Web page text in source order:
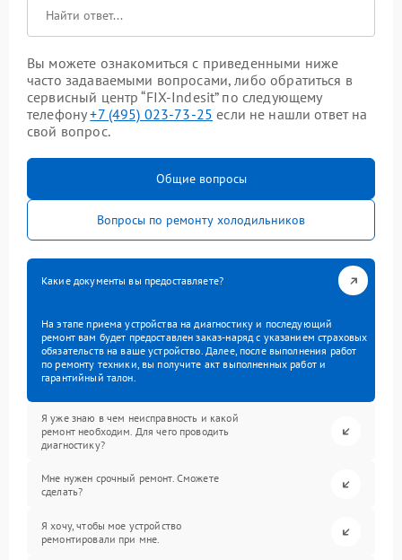
Вы можете ознакомиться с приведенными ниже
часто задаваемыми вопросами, либо обратиться в
сервисный центр “FIX-Indesit” по следующему
телефону+7 (495) 023-73-25 если не нашли ответ на
свой вопрос.
Общие вопросы
Вопросы по ремонту холодильников
Какие документы вы предоставляете?
На этапе приема устройства на диагностику и последующий
ремонт вам будет предоставлен заказ-наряд с указанием страховых
обязательств на ваше устройство. Далее, после выполнения работ
по ремонту техники, вы получите акт выполненных работ и
гарантийный талон.
Я уже знаю в чем неисправность и какой
ремонт необходим. Для чего проводить
диагностику?
Мне нужен срочный ремонт. Сможете
сделать?
Я хочу, чтобы мое устройство
ремонтировали при мне.